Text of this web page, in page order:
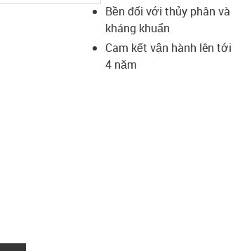
Bền đối với thủy phân và
kháng khuẩn
Cam kết vận hành lên tới
4 năm